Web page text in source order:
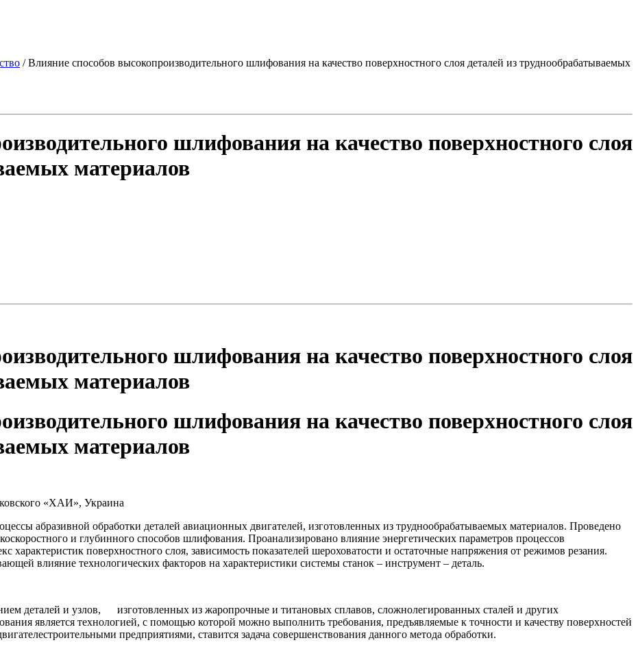
/ Влияние способов высокопроизводительного шлифования на качество поверхностного слоя деталей из труднообрабатываемых
шлифования на качество поверхностного слоя
материалов
шлифования на качество поверхностного слоя
материалов
шлифования на качество поверхностного слоя
материалов
«ХАИ», Украина
абразивной обработки деталей авиационных двигателей, изготовленных из труднообрабатываемых материалов. Проведено
и глубинного способов шлифования. Проанализировано влияние энергетических параметров процессов
характеристик поверхностного слоя, зависимость показателей шероховатости и остаточные напряжения от режимов резания.
влияние технологических факторов на характеристики системы станок – инструмент – деталь.
деталей и узлов, изготовленных из жаропрочные и титановых сплавов, сложнолегированных сталей и других
является технологией, с помощью которой можно выполнить требования, предъявляемые к точности и качеству поверхностей
предприятиями, ставится задача совершенствования данного метода обработки.